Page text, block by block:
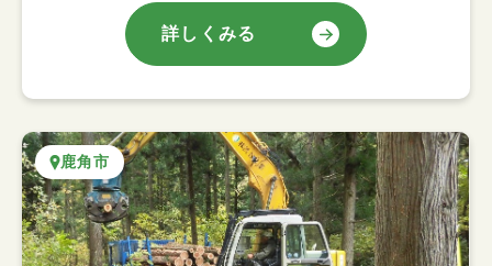
詳しくみる
鹿角市